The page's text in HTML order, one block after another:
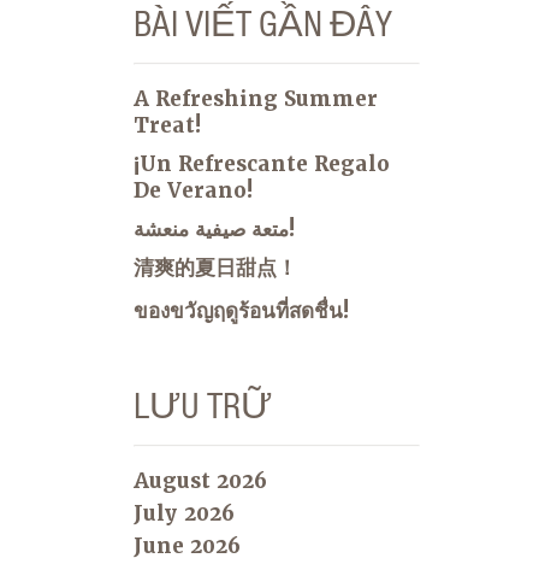
BÀI VIẾT GẦN ĐÂY
A Refreshing Summer
Treat!
¡Un Refrescante Regalo
De Verano!
متعة صيفية منعشة!
清爽的夏日甜点！
ของขวัญฤดูร้อนที่สดชื่น!
LƯU TRỮ
August 2026
July 2026
June 2026